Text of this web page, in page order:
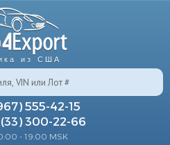
из США
555-42-15
(33) 300-22-66
- 19:00 MSK